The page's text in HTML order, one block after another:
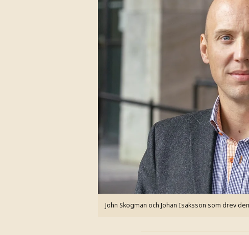
John Skogman och Johan Isaksson som drev